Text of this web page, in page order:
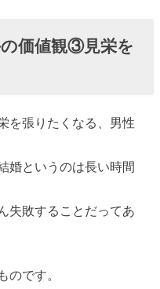
価値観③見栄を
を張りたくなる、男性
婚というのは長い時間
失敗することだってあ
のです。